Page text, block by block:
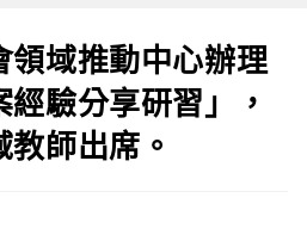
領域推動中心辦理
經驗分享研習」，
師出席。